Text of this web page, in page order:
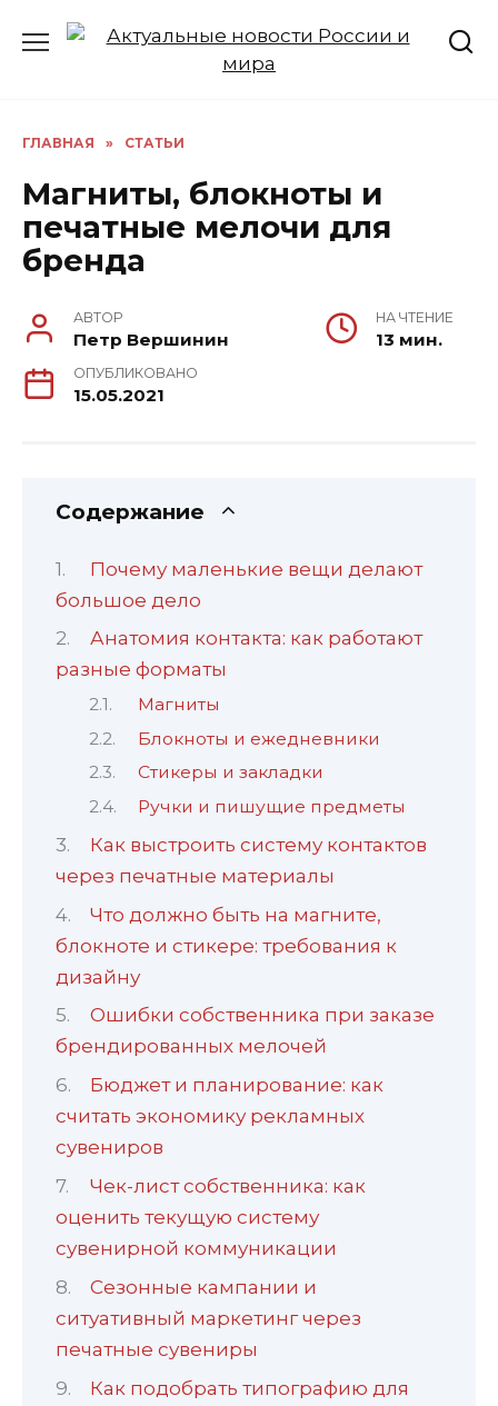
ГЛАВНАЯ » СТАТЬИ
Магниты, блокноты и
печатные мелочи для
бренда
АВТОР
Петр Вершинин
НА ЧТЕНИЕ
13 мин.
ОПУБЛИКОВАНО
15.05.2021
Содержание
Почему маленькие вещи делают
большое дело
Анатомия контакта: как работают
разные форматы
Магниты
Блокноты и ежедневники
Стикеры и закладки
Ручки и пишущие предметы
Как выстроить систему контактов
через печатные материалы
Что должно быть на магните,
блокноте и стикере: требования к
дизайну
Ошибки собственника при заказе
брендированных мелочей
Бюджет и планирование: как
считать экономику рекламных
сувениров
Чек-лист собственника: как
оценить текущую систему
сувенирной коммуникации
Сезонные кампании и
ситуативный маркетинг через
печатные сувениры
Как подобрать типографию для